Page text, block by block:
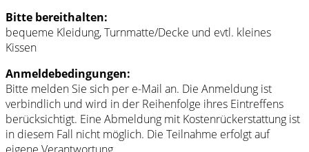
Bitte bereithalten:
bequeme Kleidung, Turnmatte/Decke und evtl. kleines
Kissen
Anmeldebedingungen:
Bitte melden Sie sich per e-Mail an. Die Anmeldung ist
verbindlich und wird in der Reihenfolge ihres Eintreffens
berücksichtigt. Eine Abmeldung mit Kostenrückerstattung ist
in diesem Fall nicht möglich. Die Teilnahme erfolgt auf